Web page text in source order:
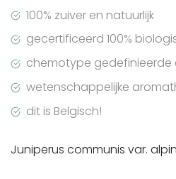
100% zuiver en natuurlijk
gecertificeerd 100%
chemotype gedefinieerde
wetenschappelijke
dit is Belgisch!
Juniperus communis var.